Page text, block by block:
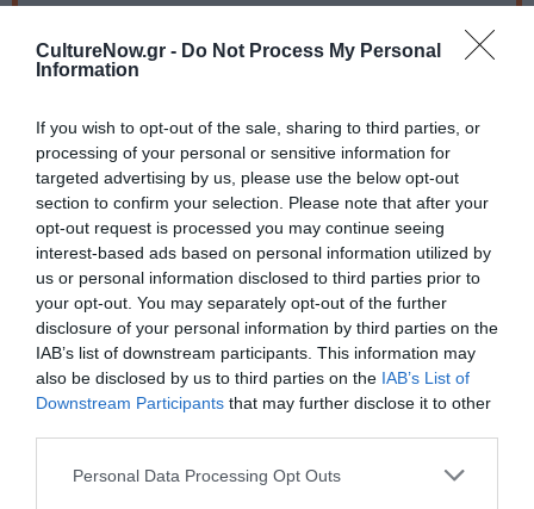
CultureNow.gr - Do Not Process My Personal
Information
If you wish to opt-out of the sale, sharing to third parties, or
processing of your personal or sensitive information for
targeted advertising by us, please use the below opt-out
section to confirm your selection. Please note that after your
opt-out request is processed you may continue seeing
interest-based ads based on personal information utilized by
us or personal information disclosed to third parties prior to
your opt-out. You may separately opt-out of the further
disclosure of your personal information by third parties on the
IAB’s list of downstream participants. This information may
also be disclosed by us to third parties on the IAB’s List of
Downstream Participants that may further disclose it to other
Personal Data Processing Opt Outs
Ακολουθήστε το Culturenow.gr στοGoogle Newsκαι
μάθετε πρώτοι όλες τις ειδήσεις
Δείτε όλα τατελευταία νέαγια την Τέχνη και τον
Πολιτισμό στοCulturenow.gr
Νέοι Διαγωνισμοί❯
Tags
ΕΝΤΕΧΝΟ - ΛΑΪΚΟ - ΠΑΡΑΔΟΣΙΑΚΗ
ΚΑΛΟΚΑΙΡΙΝΑ ΦΕΣΤΙΒΑΛ
ΚΑΛΟΚΑΙΡΙΝΕΣ ΣΥΝΑΥΛΙΕΣ
ΠΕΡΙΟΔΕΙΕΣ ΕΛΛΗΝΩΝ ΚΑΛΛΙΤΕΧΝΩΝ – ΚΑΛΟΚΑΙΡΙ 2024
ΡΙΤΑ ΑΝΤΩΝΟΠΟΥΛΟΥ
ΣΤΑΥΡΟΣ ΣΙΟΛΑΣ
ΣΥΝΑΥΛΙΕΣ 2024